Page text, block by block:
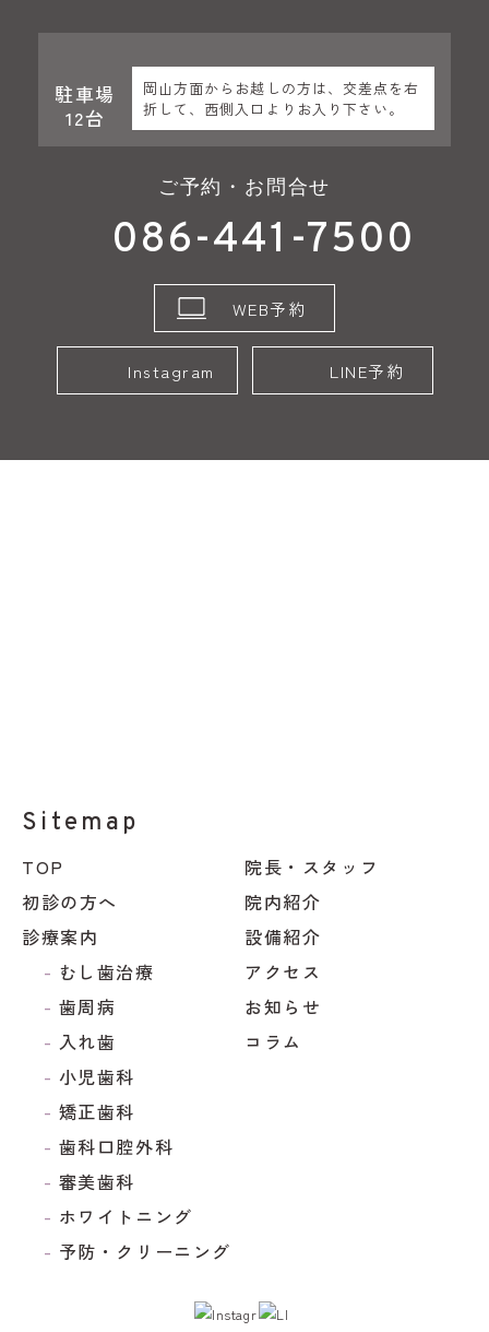
駐車場
12台
岡山方面からお越しの方は、交差点を右
折して、西側入口よりお入り下さい。
ご予約・お問合せ
086-441-7500
WEB予約
Instagram LINE予約
TOP
初診の方へ
診療案内
むし歯治療
歯周病
入れ歯
小児歯科
矯正歯科
歯科口腔外科
審美歯科
ホワイトニング
予防・クリーニング
院長・スタッフ
院内紹介
設備紹介
アクセス
お知らせ
コラム